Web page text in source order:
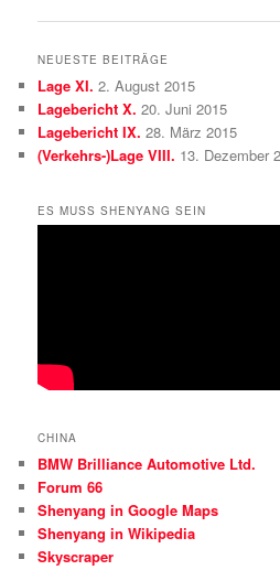
NEUESTE BEITRÄGE
Lage XI. 2. August 2015
Lagebericht X. 20. Juni 2015
Lagebericht IX. 28. März 2015
(Verkehrs-)Lage VIII. 13. Dezember
ES MUSS SHENYANG SEIN
CHINA
BMW Brilliance Automotive Ltd.
Forum 66
Shenyang in Google Maps
Shenyang in Wikipedia
Skyscraper